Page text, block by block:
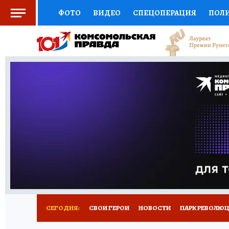
ФОТО ВИДЕО СПЕЦОПЕРАЦИЯ
СОЦПОДДЕРЖКА НАУКА СПОРТ
ВЫБОР ЭКСПЕРТОВ ДОКТОР
ПРОГНОЗЫ НА СПОРТ
СЕГОДНЯ: СВОИ ГЕРОИ НОВОСТИ ПАРК